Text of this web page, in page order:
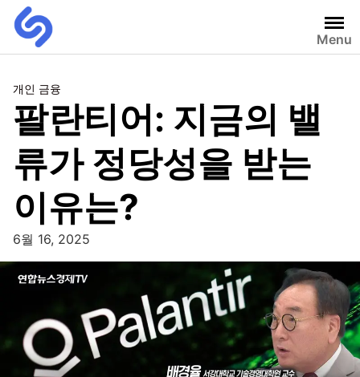
Menu
개인 금융
팔란티어: 지금의 밸
류가 정당성을 받는
이유는?
6월 16, 2025